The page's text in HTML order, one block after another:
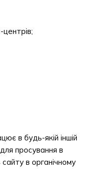
в будь-якій іншій
просування в
в органічному